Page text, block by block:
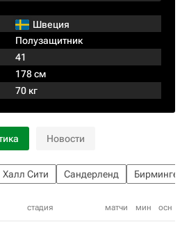
Швеция
Полузащитник
41
178 см
70 кг
Новости
Халл Сити Сандерленд Бирмингем
стадия матчи мин осн